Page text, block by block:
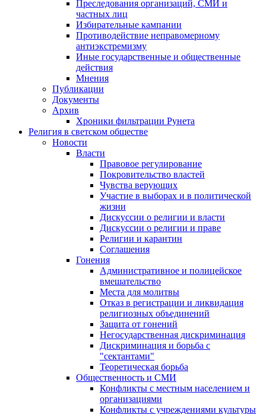
Преследования организаций, СМИ и
частных лиц
Избирательные кампании
Противодействие неправомерному
антиэкстремизму
Иные государственные и общественные
действия
Мнения
Публикации
Документы
Архив
Хроники фильтрации Рунета
Религия в светском обществе
Новости
Власти
Правовое регулирование
Покровительство властей
Чувства верующих
Участие в выборах и в политической
жизни
Дискуссии о религии и власти
Дискуссии о религии и праве
Религии и карантин
Соглашения
Гонения
Административное и полицейское
вмешательство
Места для молитвы
Отказ в регистрации и ликвидация
религиозных объединений
Защита от гонений
Негосударственная дискриминация
Дискриминация и борьба с
"сектантами"
Теоретическая борьба
Общественность и СМИ
Конфликты с местным населением и
организациями
Конфликты с учреждениями культуры